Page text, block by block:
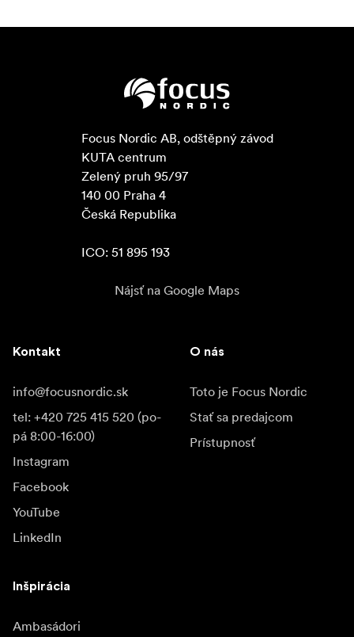
Focus Nordic AB, odštěpný závod
KUTA centrum
Zelený pruh 95/97
140 00 Praha 4
Česká Republika
ICO: 51 895 193
Nájsť na Google Maps
Kontakt
info@focusnordic.sk
tel: +420 725 415 520 (po-
pá 8:00-16:00)
Instagram
Facebook
YouTube
LinkedIn
O nás
Toto je Focus Nordic
Stať sa predajcom
Prístupnosť
Inšpirácia
Ambasádori